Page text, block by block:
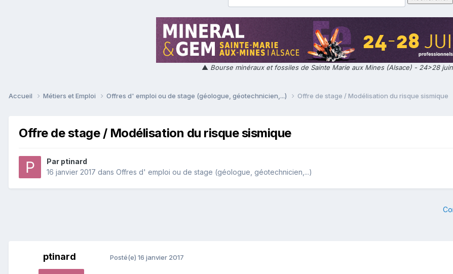
▲ Bourse minéraux et fossiles de Sainte Marie aux Mines (Alsace) - 24>28
Accueil Métiers et Emploi Offres d' emploi ou de stage (géologue, géotechnicien,...) Offre de stage / Modélisation du risque sismique
Offre de stage / Modélisation du risque sismique
Par ptinard
16 janvier 2017 dans Offres d' emploi ou de stage (géologue, géotechnicien,...)
ptinard Posté(e) 16 janvier 2017